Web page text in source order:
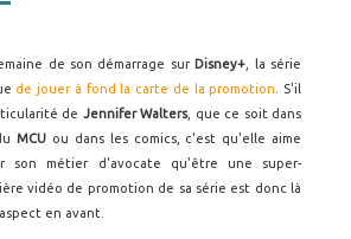
de son démarrage sur Disney+ , la série
de jouer à fond la carte de la promotion
. S'il
de Jennifer Walters, que ce soit dans
MCU ou dans les comics, c'est qu'elle aime
son métier d'avocate qu'être une super-
vidéo de promotion de sa série est donc là
en avant.